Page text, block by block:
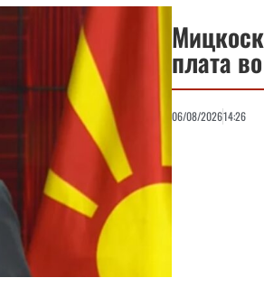
плата
06/08/202614:26